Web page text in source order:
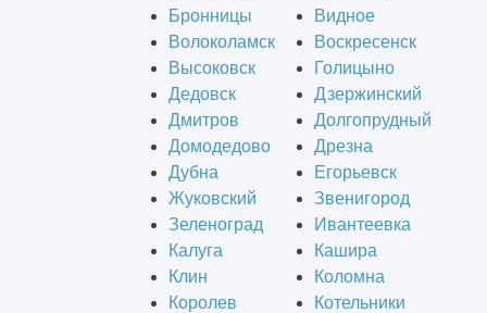
Бронницы
Видное
Волоколамск
Воскресенск
Высоковск
Голицыно
Дедовск
Дзержинский
Дмитров
Долгопрудный
Домодедово
Дрезна
Дубна
Егорьевск
Жуковский
Звенигород
Зеленоград
Ивантеевка
Калуга
Кашира
Клин
Коломна
Королев
Котельники